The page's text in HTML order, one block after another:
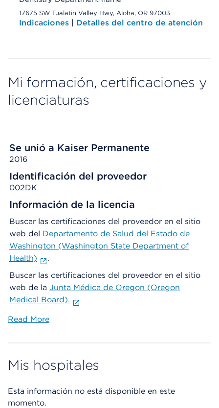
17675 SW Tualatin Valley Hwy, Aloha, OR 97003
Indicaciones | Detalles del centro de atención
Mi formación, certificaciones y
licenciaturas
Se unió a Kaiser Permanente
2016
Identificación del proveedor
002DK
Información de la licencia
Buscar las certificaciones del proveedor en el sitio
web del Departamento de Salud del Estado de
Washington (Washington State Department of
Health)
.
Buscar las certificaciones del proveedor en el sitio
web de la Junta Médica de Oregon (Oregon
Medical Board).
Read More
Mis hospitales
Esta información no está disponible en este
momento.